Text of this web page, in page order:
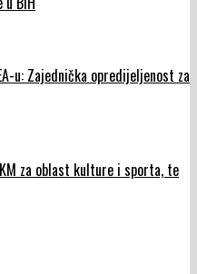
u: Zajednička opredijeljenost za
za oblast kulture i sporta, te